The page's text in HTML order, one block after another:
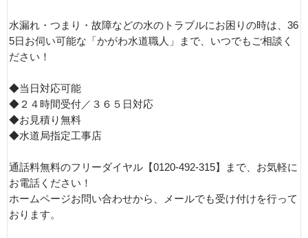
水漏れ・つまり・故障などの水のトラブルにお困りの時は、36
5日お伺い可能な「かがわ水道職人」まで、いつでもご相談く
ださい！
◆当日対応可能
◆２４時間受付／３６５日対応
◆お見積り無料
◆水道局指定工事店
通話料無料のフリーダイヤル【0120-492-315】まで、お気軽に
お電話ください！
ホームページお問い合わせから、メールでも受け付けを行って
おります。